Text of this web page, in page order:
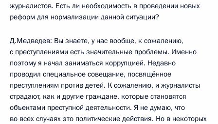
журналистов. Есть ли необходимость в проведении новых
реформ для нормализации данной ситуации?
Д.Медведев: Вы знаете, у нас вообще, к сожалению,
с преступлениями есть значительные проблемы. Именно
поэтому я начал заниматься коррупцией. Недавно
проводил специальное совещание, посвящённое
преступлениям против детей. К сожалению, и журналисты
страдают, как и другие граждане, которые становятся
объектами преступной деятельности. Я не думаю, что
во всех случаях это политические действия. Но в некоторых